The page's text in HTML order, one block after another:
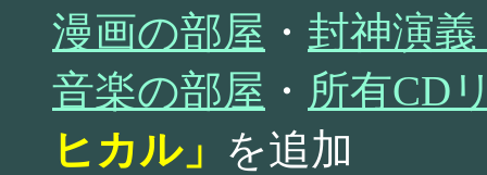
漫画の部屋 ・ 封神演
音楽の部屋 ・ 所有CD
ヒカル」 を追加